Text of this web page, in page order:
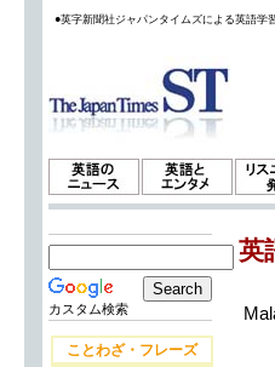
●英字新聞社ジャパンタイムズによる英語学
カスタム検索
ことわざ・フレーズ
英